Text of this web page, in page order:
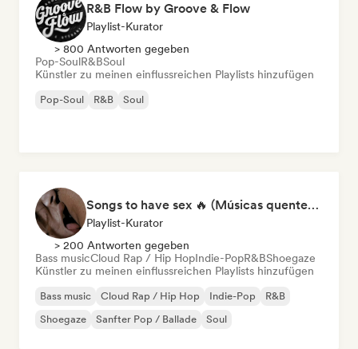
R&B Flow by Groove & Flow
Playlist-Kurator
> 800 Antworten gegeben
Pop-SoulR&BSoul
Künstler zu meinen einflussreichen Playlists hinzufügen
Pop-Soul R&B Soul
Songs to have sex 🔥 (Músicas quentes para momentos íntimos)
Playlist-Kurator
> 200 Antworten gegeben
Bass musicCloud Rap / Hip HopIndie-PopR&BShoegaze
Künstler zu meinen einflussreichen Playlists hinzufügen
Bass music Cloud Rap / Hip Hop Indie-Pop
R&B
Shoegaze
Sanfter Pop / Ballade Soul